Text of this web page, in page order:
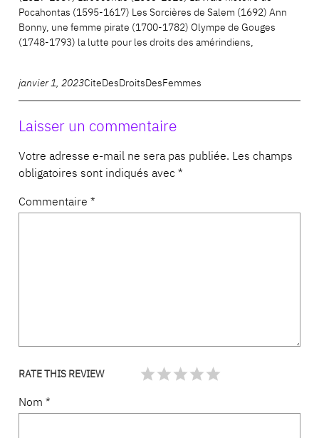
Pocahontas (1595-1617) Les Sorcières de Salem (1692) Ann
Bonny, une femme pirate (1700-1782) Olympe de Gouges
(1748-1793) la lutte pour les droits des amérindiens,
janvier 1, 2023CiteDesDroitsDesFemmes
Laisser un commentaire
Votre adresse e-mail ne sera pas publiée. Les champs
obligatoires sont indiqués avec *
Commentaire *
RATE THIS REVIEW
Nom *